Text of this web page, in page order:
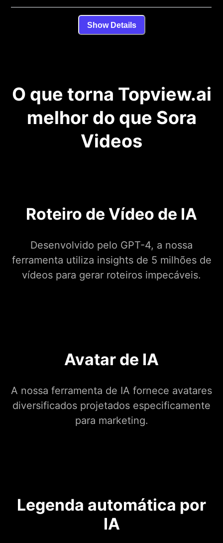
Show Details
O que torna Topview.ai
melhor do que Sora
Videos
Roteiro de Vídeo de IA
Desenvolvido pelo GPT-4, a nossa
ferramenta utiliza insights de 5 milhões de
vídeos para gerar roteiros impecáveis.
Avatar de IA
A nossa ferramenta de IA fornece avatares
diversificados projetados especificamente
para marketing.
Legenda automática por
IA